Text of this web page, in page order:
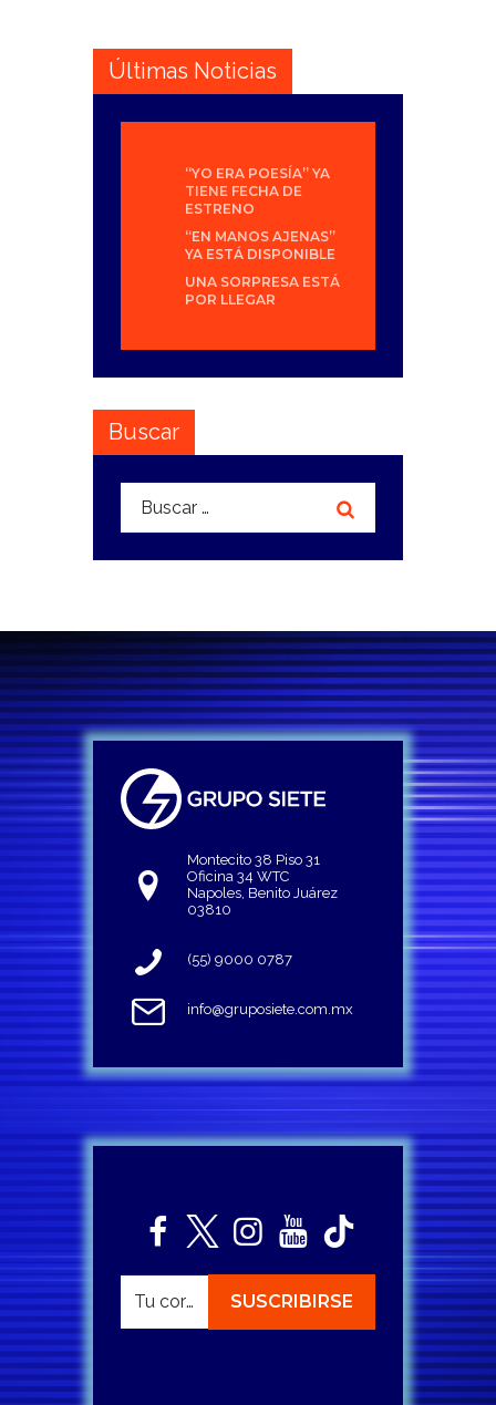
Últimas Noticias
“YO ERA POESÍA” YA
TIENE FECHA DE
ESTRENO
“EN MANOS AJENAS”
YA ESTÁ DISPONIBLE
UNA SORPRESA ESTÁ
POR LLEGAR
Buscar
Buscar:
Montecito 38 Piso 31
Oficina 34 WTC
Napoles, Benito Juárez
03810
(55) 9000 0787
info@gruposiete.com.mx